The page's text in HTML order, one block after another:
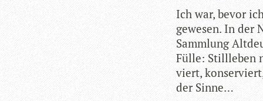
Ich war, bevor
gewe­sen. In der
Samm­lung
Fülle: Still­le­ben
viert,
der Sinne…